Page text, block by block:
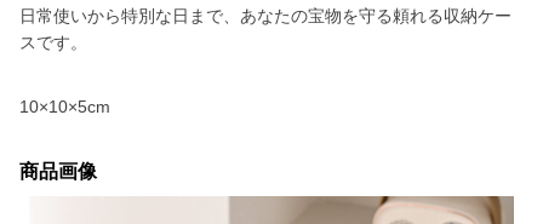
日常使いから特別な日まで、あなたの宝物を守る頼れる収納ケー
スです。
10×10×5cm
商品画像